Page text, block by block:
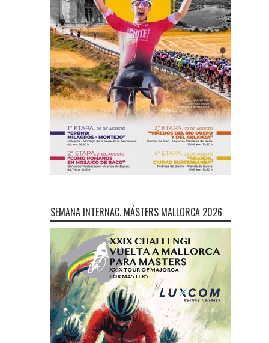
SEMANA INTERNAC. MÁSTERS MALLORCA 2026